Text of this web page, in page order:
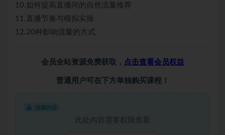
10.如何提高直播间的自然流量推荐
11.直播节奏与模拟实操
12.20种影响流量的方式
会员全站资源免费获取， 点击查看会员权益
普通用户可在下方单独购买课程！
隐藏内容
此处内容需要权限查看